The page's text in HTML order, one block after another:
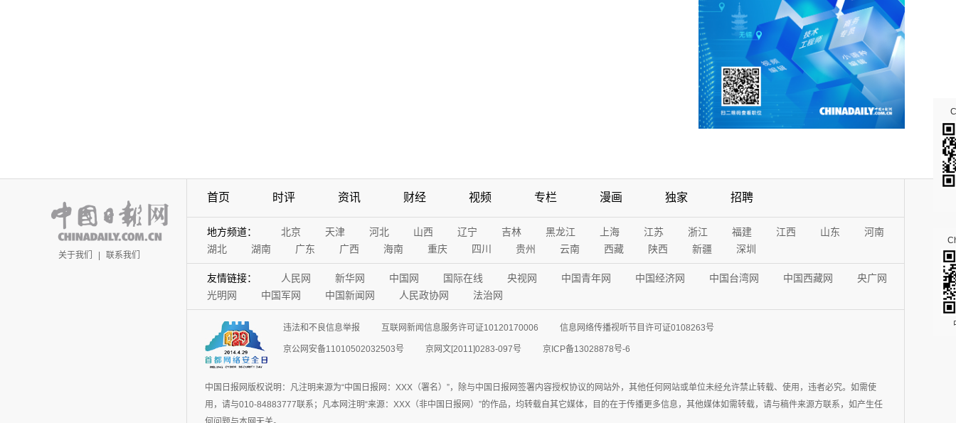
关于我们 | 联系我们
首页 时评 资讯 财经 视频 专栏 漫画 独家 招聘
地方频道： 北京 天津 河北 山西 辽宁 吉林 黑龙江 上海 江苏 浙江 福建 江西 山东
河南
湖北
湖南 广东 广西 海南 重庆 四川 贵州 云南 西藏 陕西 新疆 深圳
友情链接： 人民网 新华网 中国网 国际在线 央视网 中国青年网 中国经济网 中国台湾网 中国西藏网
央广网
光明网
中国军网 中国新闻网 人民政协网 法治网
违法和不良信息举报 互联网新闻信息服务许可证10120170006 信息网络传播视听节目许可证0108263号
京公网安备11010502032503号 京网文[2011]0283-097号 京ICP备13028878号-6
中国日报网版权说明：凡注明来源为“中国日报网：XXX（署名）”，除与中国日报网签署内容授权协议的网站外，其他任何网站或单位未经允许禁止转载、使用，违者必究。如需使
用，请与010-84883777联系；凡本网注明“来源：XXX（非中国日报网）”的作品，均转载自其它媒体，目的在于传播更多信息，其他媒体如需转载，请与稿件来源方联系，如产生任